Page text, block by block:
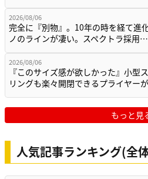
2026/08/06
完全に『別物』。10年の時を経て進
ノのラインが凄い。スペクトラ採用…
2026/08/06
『このサイズ感が欲しかった』小型
リングも楽々開閉できるプライヤー
もっと見
人気記事ランキング(全